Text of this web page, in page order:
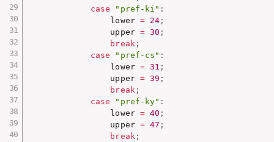
case
"pref-ki" :
                lower
= 24 ;
                upper
= 30 ;
break ;
case
"pref-cs" :
                lower
= 31 ;
                upper
= 39 ;
break ;
case
"pref-ky" :
                lower
= 40 ;
                upper
= 47 ;
break ;